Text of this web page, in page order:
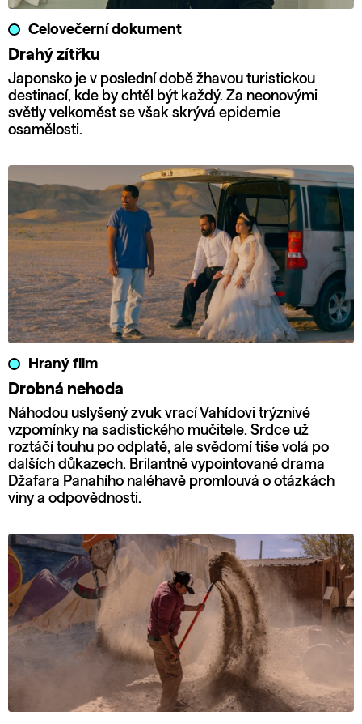
Celovečerní dokument
Drahý zítřku
Japonsko je v poslední době žhavou turistickou
destinací, kde by chtěl být každý. Za neonovými
světly velkoměst se však skrývá epidemie
osamělosti.
Hraný film
Drobná nehoda
Náhodou uslyšený zvuk vrací Vahídovi trýznivé
vzpomínky na sadistického mučitele. Srdce už
roztáčí touhu po odplatě, ale svědomí tiše volá po
dalších důkazech. Brilantně vypointované drama
Džafara Panahího naléhavě promlouvá o otázkách
viny a odpovědnosti.